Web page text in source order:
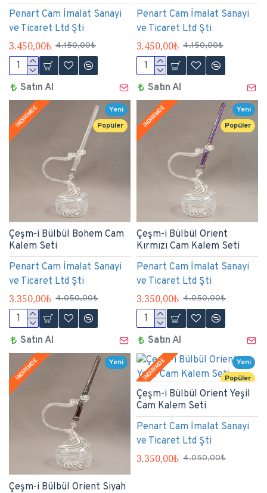
Penart Cam İmalat Sanayi
ve Ticaret Ltd Şti
3.450,00₺ 4.150,00₺
Satın Al
Penart Cam İmalat Sanayi
ve Ticaret Ltd Şti
3.450,00₺ 4.150,00₺
Satın Al
Yeni
Popüler
İNDİRİMDE
Penart Cam İmalat Sanayi
ve Ticaret Ltd Şti
Çeşm-i Bülbül Bohem Cam
Kalem Seti
3.350,00₺ 4.050,00₺
Satın Al
Yeni
Popüler
İNDİRİMDE
Penart Cam İmalat Sanayi
ve Ticaret Ltd Şti
Çeşm-i Bülbül Orient
Kırmızı Cam Kalem Seti
3.350,00₺ 4.050,00₺
Satın Al
Yeni
İNDİRİMDE
Çeşm-i Bülbül Orient Siyah
Yeni
Popüler
İNDİRİMDE
Penart Cam İmalat Sanayi
ve Ticaret Ltd Şti
Çeşm-i Bülbül Orient Yeşil
Cam Kalem Seti
3.350,00₺ 4.050,00₺